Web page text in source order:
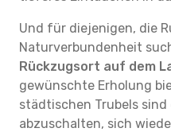
Und für diejenigen, die
Naturverbundenheit
Rückzugsort auf dem
gewünschte Erholung
städtischen Trubels
abzuschalten, sich